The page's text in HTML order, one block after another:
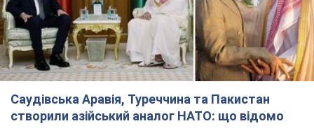
Саудівська Аравія, Туреччина та Пакистан
створили азійський аналог НАТО: що відомо